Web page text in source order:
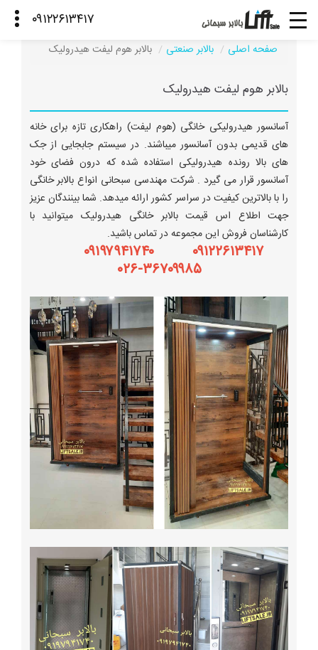
صفحه اصلی بالابر صنعتی بالابر هوم لیفت هیدرولیک
بالابر هوم لیفت هیدرولیک
آسانسور هیدرولیکی خانگی (هوم لیفت) راهکاری تازه برای خانه
های قدیمی بدون آسانسور میباشند. در سیستم جابجایی از جک
های بالا رونده هیدرولیکی استفاده شده که درون فضای خود
آسانسور قرار می گیرد . شرکت مهندسی سبحانی انواع بالابر خانگی
را با بالاترین کیفیت در سراسر کشور ارائه میدهد. شما بینندگان عزیز
جهت اطلاع اس قیمت بالابر خانگی هیدرولیک میتوانید با
کارشناسان فروش این مجموعه در تماس باشید.
۰۲۶-۳۶۷۰۹۹۸۵